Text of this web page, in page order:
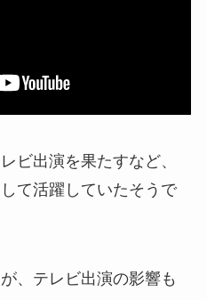
ビ出演を果たすなど、
て活躍していたそうで
、テレビ出演の影響も